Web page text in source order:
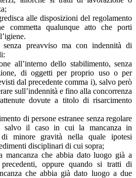
alle disposizioni del regolamento
commetta qualunque atto che porti
senza preavviso ma con indennità di
all’interno dello stabilimento, senza
di oggetti per proprio uso o per
dal precedente comma i), salvo però
sull’indennità e fino alla concorrenza
dovute a titolo di risarcimento
di persone estranee senza regolare
salvo il caso in cui la mancanza in
di minore gravità nella quale ipotesi
disciplinari di cui sopra;
mancanza che abbia dato luogo già a
oppure quando si tratti di
che abbia già dato luogo a due